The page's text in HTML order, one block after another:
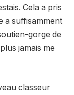
Cela a pris
a suffisamment
gorge de
jamais me
classeur